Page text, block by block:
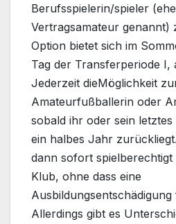
Berufsspielerin/spieler
Vertragsamateur genannt)
Option bietet sich im
Tag der Transferperiode I,
Jederzeit dieMöglichkeit
Amateurfußballerin oder
sobald ihr oder sein letztes
ein halbes Jahr
dann sofort
Klub, ohne dass eine
Ausbildungsentschädigung
Allerdings gibt es